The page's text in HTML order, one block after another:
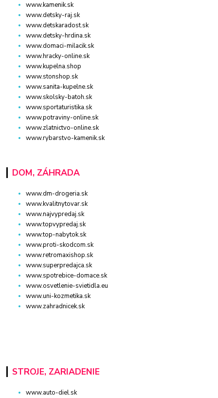
www.kamenik.sk
www.detsky-raj.sk
www.detskaradost.sk
www.detsky-hrdina.sk
www.domaci-milacik.sk
www.hracky-online.sk
www.kupelna.shop
www.stonshop.sk
www.sanita-kupelne.sk
www.skolsky-batoh.sk
www.sportaturistika.sk
www.potraviny-online.sk
www.zlatnictvo-online.sk
www.rybarstvo-kamenik.sk
DOM, ZÁHRADA
www.dm-drogeria.sk
www.kvalitnytovar.sk
www.najvypredaj.sk
www.topvypredaj.sk
www.top-nabytok.sk
www.proti-skodcom.sk
www.retromaxishop.sk
www.superpredajca.sk
www.spotrebice-domace.sk
www.osvetlenie-svietidla.eu
www.uni-kozmetika.sk
www.zahradnicek.sk
STROJE, ZARIADENIE
www.auto-diel.sk